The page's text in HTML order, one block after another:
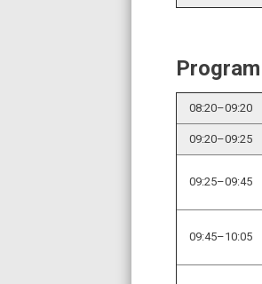
08:20–09:20
09:20–09:25
09:25–09:45
09:45–10:05